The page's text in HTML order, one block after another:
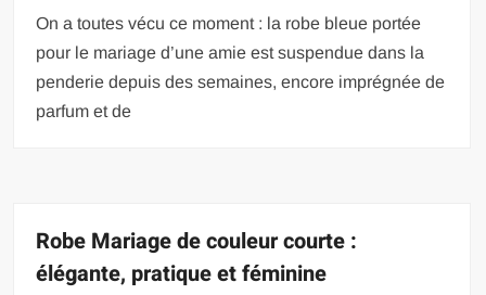
On a toutes vécu ce moment : la robe bleue portée
pour le mariage d’une amie est suspendue dans la
penderie depuis des semaines, encore imprégnée de
parfum et de
Robe Mariage de couleur courte :
élégante, pratique et féminine